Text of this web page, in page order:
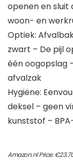
openen en
woon- en
Optiek:
zwart – De pijl
één oogopslag
afvalzak
Hygiëne:
deksel – geen
kunststof –
Amazon.nl Price:€